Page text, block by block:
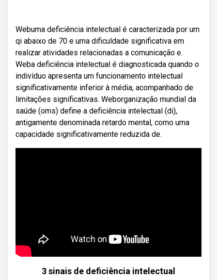
Webuma deficiência intelectual é caracterizada por um
qi abaixo de 70 e uma dificuldade significativa em
realizar atividades relacionadas a comunicação e.
Weba deficiência intelectual é diagnosticada quando o
indivíduo apresenta um funcionamento intelectual
significativamente inferior à média, acompanhado de
limitações significativas. Weborganização mundial da
saúde (oms) define a deficiência intelectual (di),
antigamente denominada retardo mental, como uma
capacidade significativamente reduzida de.
3 sinais de deficiência intelectual